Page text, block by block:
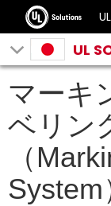
UL
マーキ
ベリン
（
System